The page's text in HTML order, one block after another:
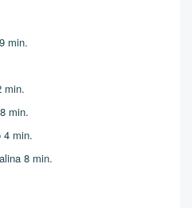
min.
min.
min.
4 min.
8 min.